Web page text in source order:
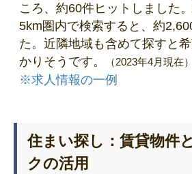
ころ、約60件ヒットしました
5km圏内で検索すると、約
た。近隣地域も含めて探すと
かりそうです。
（2023年4月現在）
※求人情報の一例
住まい探し：賃貸物件
クの活用